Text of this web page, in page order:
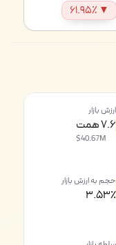
▼ ۶۱.۹۵٪
ارزش بازار
۷.۶ همت
$40.67M
حجم به ارزش بازار
۳.۵۳٪